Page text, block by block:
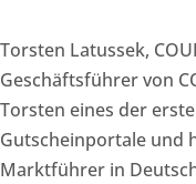
Torsten Latussek,
Geschäftsführer von
Torsten eines der
Gutscheinportale und
Marktführer in